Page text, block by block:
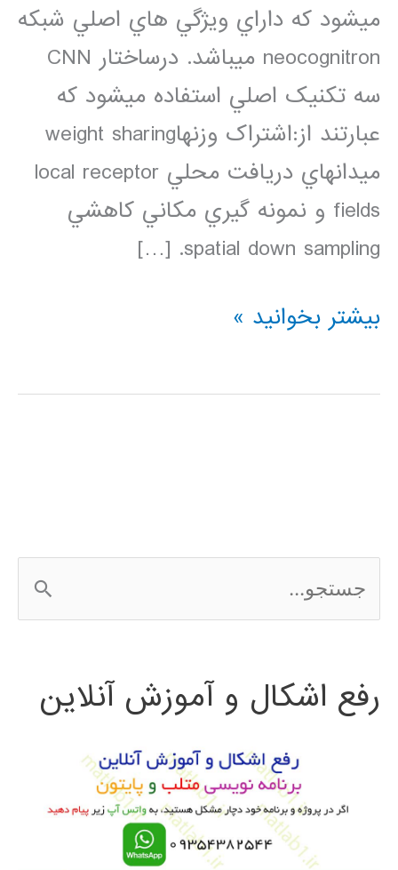
ميشود که داراي ويژگي هاي اصلي شبکه
neocognitron ميباشد. درساختار CNN
سه تکنيک اصلي استفاده ميشود که
عبارتند از:اشتراک وزنهاweight sharing
ميدانهاي دريافت محلي local receptor
fields و نمونه گيري مکاني کاهشي
spatial down sampling. […]
فیلم
شبکه
بیشتر بخوانید »
س
ج
رفع اشکال و آموزش آنلاین